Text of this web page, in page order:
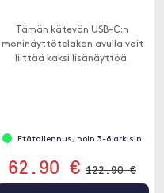
Tämän kätevän USB-C:n
moninäyttötelakan avulla voit
liittää kaksi lisänäyttöä.
Etätallennus, noin 3-8 arkisin
62.90 € 122.90 €